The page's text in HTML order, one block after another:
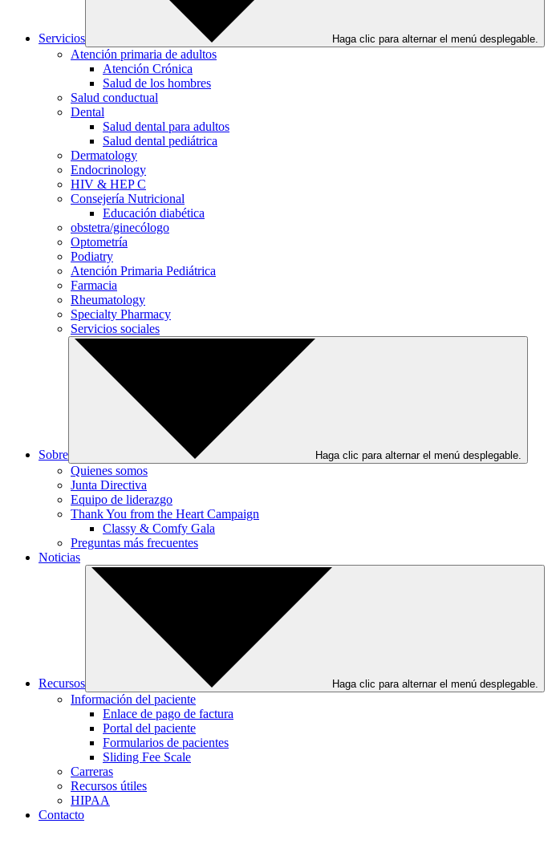
Servicios Haga clic para alternar el menú desplegable.
Atención primaria de adultos
Atención Crónica
Salud de los hombres
Salud conductual
Dental
Salud dental para adultos
Salud dental pediátrica
Dermatology
Endocrinology
HIV & HEP C
Consejería Nutricional
Educación diabética
obstetra/ginecólogo
Optometría
Podiatry
Atención Primaria Pediátrica
Farmacia
Rheumatology
Specialty Pharmacy
Servicios sociales
Sobre Haga clic para alternar el menú desplegable.
Quienes somos
Junta Directiva
Equipo de liderazgo
Thank You from the Heart Campaign
Classy & Comfy Gala
Preguntas más frecuentes
Noticias
Recursos Haga clic para alternar el menú desplegable.
Información del paciente
Enlace de pago de factura
Portal del paciente
Formularios de pacientes
Sliding Fee Scale
Carreras
Recursos útiles
HIPAA
Contacto